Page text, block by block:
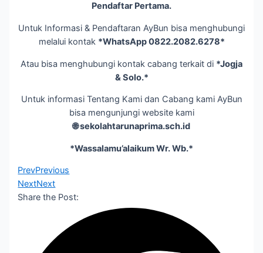
Pendaftar Pertama.
Untuk Informasi & Pendaftaran AyBun bisa menghubungi
melalui kontak *WhatsApp 0822.2082.6278*
Atau bisa menghubungi kontak cabang terkait di *Jogja
& Solo.*
Untuk informasi Tentang Kami dan Cabang kami AyBun
bisa mengunjungi website kami
🌐 sekolahtarunaprima.sch.id
*Wassalamu’alaikum Wr. Wb.*
PrevPrevious
NextNext
Share the Post: